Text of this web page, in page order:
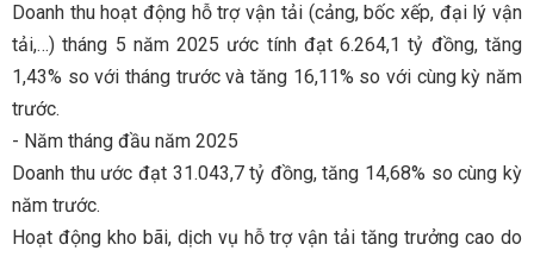
Doanh thu hoạt động hỗ trợ vận tải (cảng, bốc xếp, đại lý vận
tải,…) tháng 5 năm 2025 ước tính đạt 6.264,1 tỷ đồng, tăng
1,43% so với tháng trước và tăng 16,11% so với cùng kỳ năm
trước.
- Năm tháng đầu năm 2025
Doanh thu ước đạt 31.043,7 tỷ đồng, tăng 14,68% so cùng kỳ
năm trước.
Hoạt động kho bãi, dịch vụ hỗ trợ vận tải tăng trưởng cao do